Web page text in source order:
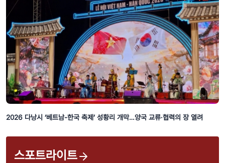
2026 다낭시 ‘베트남-한국 축제’ 성황리 개막…양국 교류·협력의 장 열려
스포트라이트